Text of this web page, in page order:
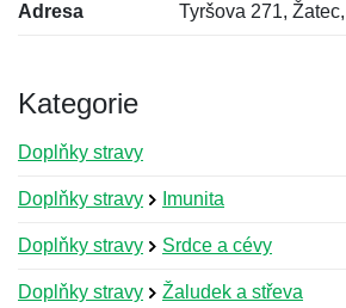
Adresa Tyršova 271,
Kategorie
Doplňky stravy
Doplňky stravy Imunita
Doplňky stravy Srdce a cévy
Doplňky stravy Žaludek a střeva